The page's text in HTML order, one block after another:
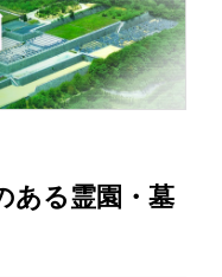
ある霊園・墓